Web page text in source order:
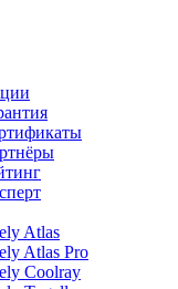
Atlas
Atlas Pro
Coolray